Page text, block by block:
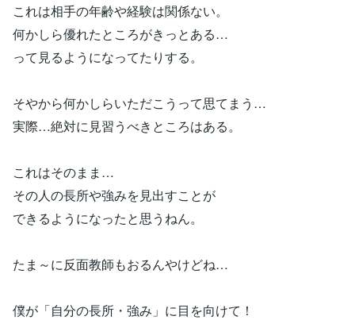
これは相手の年齢や経験は関係ない。
何かしら優れたところがきっとある…
って見るようになってたりする。
そやから何かしらいただこうって思てまう…
実際…絶対に見習うべきところはある。
これはそのまま…
その人の長所や強みを見出すことが
できるようになったと思うねん。
たま～に反面教師もおるんやけどね…
僕が「自分の長所・強み」に目を向けて！